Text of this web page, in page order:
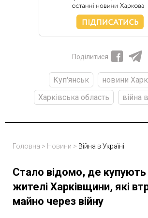
Поділитися
Куп'янськ
новини
Харківська область
війна
Головна > Новини > Війна в Україні
Стало відомо, де
жителі Харківщини, які
майно через війну